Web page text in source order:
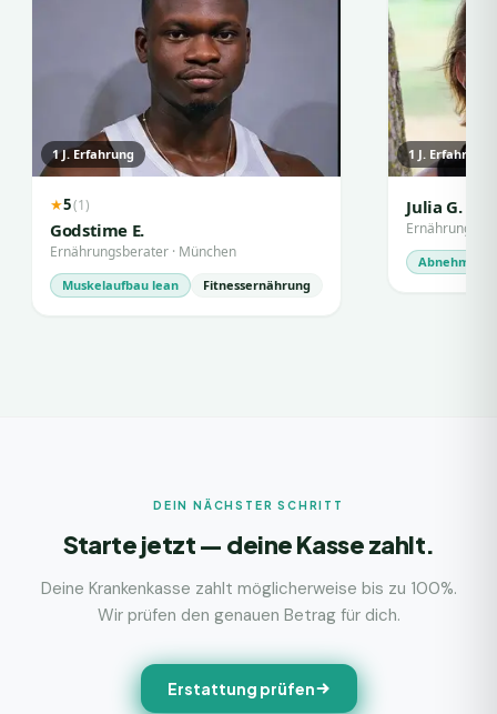
1J. Erfahrung
★5(1)
Godstime E.
Ernährungsberater · München
Muskelaufbau lean Fitnessernährung
1 J. Erfahrung
Julia G.
Abnehmen
DEIN NÄCHSTER SCHRITT
Starte jetzt — deine Kasse zahlt.
Deine Krankenkasse zahlt möglicherweise bis zu 100%.
Wir prüfen den genauen Betrag für dich.
Erstattung prüfen